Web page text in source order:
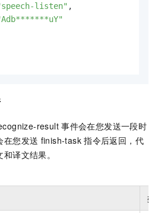
listen" ,
result 事件会在您发送一段时
在您发送 finish-task 指令后返回，代
译文结果。
类